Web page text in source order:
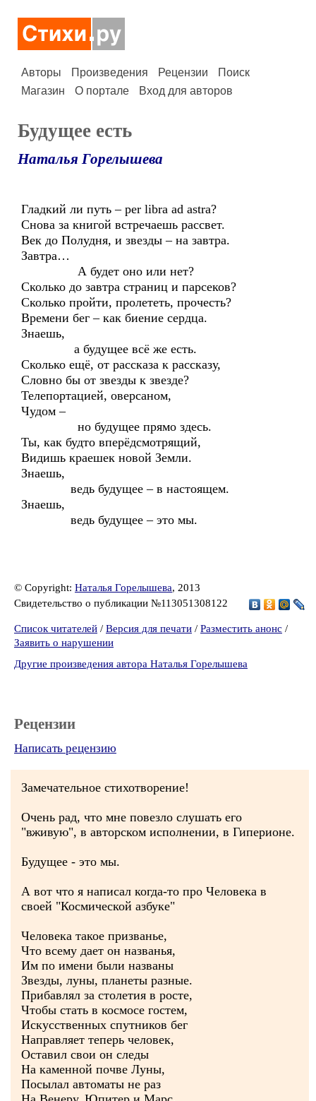
Авторы Произведения Рецензии
Поиск
Магазин
О портале Вход для авторов
Будущее есть
Наталья Горелышева
Гладкий ли путь – per libra ad astra?
Снова за книгой встречаешь рассвет.
Век до Полудня, и звезды – на завтра.
Завтра…
А будет оно или нет?
Сколько до завтра страниц и парсеков?
Сколько пройти, пролететь, прочесть?
Времени бег – как биение сердца.
Знаешь,
а будущее всё же есть.
Сколько ещё, от рассказа к рассказу,
Словно бы от звезды к звезде?
Телепортацией, оверсаном,
Чудом –
но будущее прямо здесь.
Ты, как будто вперёдсмотрящий,
Видишь краешек новой Земли.
Знаешь,
ведь будущее – в настоящем.
Знаешь,
ведь будущее – это мы.
© Copyright: Наталья Горелышева, 2013
Свидетельство о публикации №113051308122
Список читателей / Версия для печати / Разместить анонс /
Заявить о нарушении
Другие произведения автора Наталья Горелышева
Рецензии
Написать рецензию
Замечательное стихотворение!
Очень рад, что мне повезло слушать его
"вживую", в авторском исполнении, в Гиперионе.
Будущее - это мы.
А вот что я написал когда-то про Человека в
своей "Космической азбуке"
Человека такое призванье,
Что всему дает он названья,
Им по имени были названы
Звезды, луны, планеты разные.
Прибавлял за столетия в росте,
Чтобы стать в космосе гостем,
Искусственных спутников бег
Направляет теперь человек,
Оставил свои он следы
На каменной почве Луны,
Посылал автоматы не раз